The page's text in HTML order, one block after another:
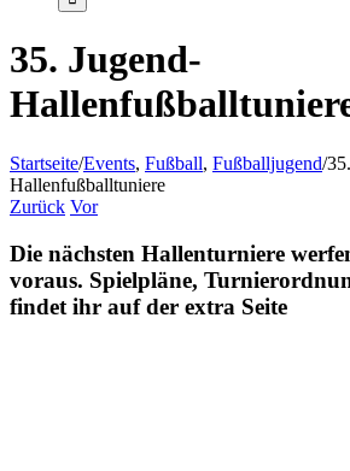
35. Jugend-
Startseite/Events, Fußball, Fußballjugend/
Hallenfußballtuniere
Zurück Vor
Die nächsten Hallenturniere
voraus. Spielpläne,
findet ihr auf der extra Seite